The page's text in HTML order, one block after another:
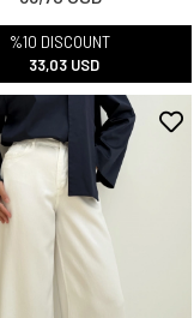
%10 DISCOUNT
33,03 USD